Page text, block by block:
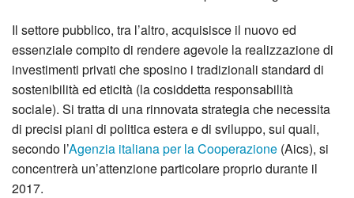
Il settore pubblico, tra l’altro, acquisisce il nuovo ed
essenziale compito di rendere agevole la realizzazione di
investimenti privati che sposino i tradizionali standard di
sostenibilità ed eticità (la cosiddetta responsabilità
sociale). Si tratta di una rinnovata strategia che necessita
di precisi piani di politica estera e di sviluppo, sui quali,
secondo l’Agenzia italiana per la Cooperazione (Aics), si
concentrerà un’attenzione particolare proprio durante il
2017.